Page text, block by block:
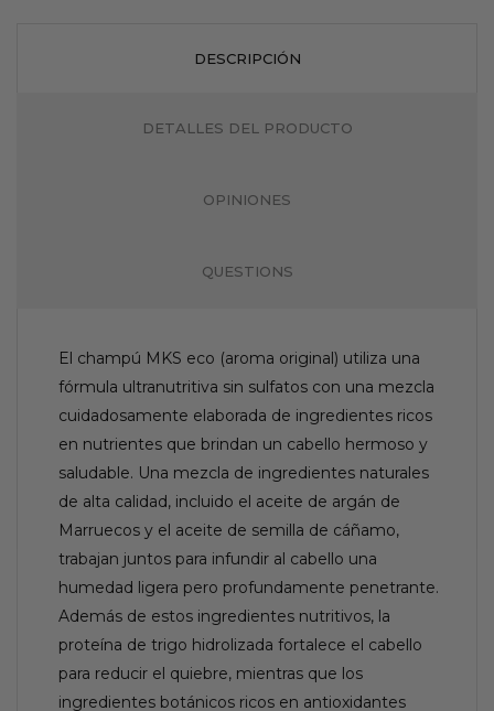
DESCRIPCIÓN
DETALLES DEL PRODUCTO
OPINIONES
QUESTIONS
El champú MKS eco (aroma original) utiliza una
fórmula ultranutritiva sin sulfatos con una mezcla
cuidadosamente elaborada de ingredientes ricos
en nutrientes que brindan un cabello hermoso y
saludable. Una mezcla de ingredientes naturales
de alta calidad, incluido el aceite de argán de
Marruecos y el aceite de semilla de cáñamo,
trabajan juntos para infundir al cabello una
humedad ligera pero profundamente penetrante.
Además de estos ingredientes nutritivos, la
proteína de trigo hidrolizada fortalece el cabello
para reducir el quiebre, mientras que los
ingredientes botánicos ricos en antioxidantes